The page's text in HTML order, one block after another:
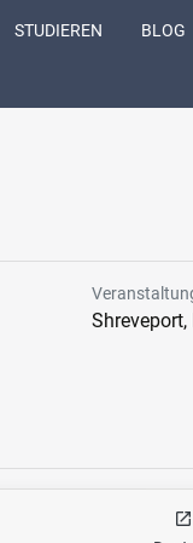
STUDIEREN BLOG
open_in_new